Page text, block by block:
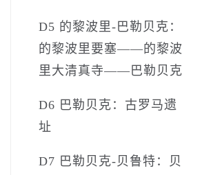
D5 的黎波里-巴勒贝克：
的黎波里要塞——的黎波
里大清真寺——巴勒贝克
D6 巴勒贝克：古罗马遗
址
D7 巴勒贝克-贝鲁特：贝